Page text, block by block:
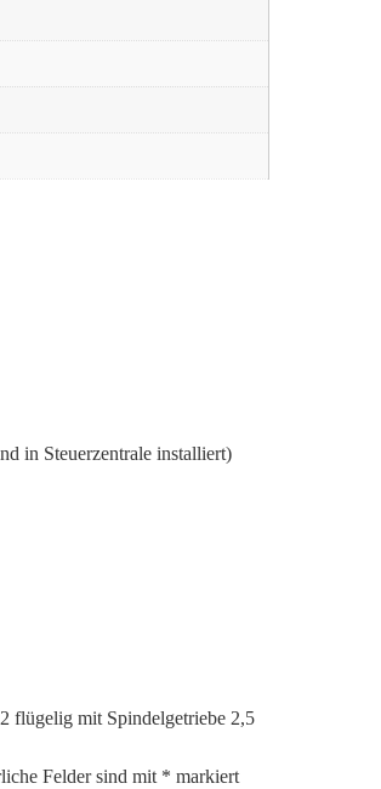
in Steuerzentrale installiert)
flügelig mit Spindelgetriebe 2,5
Felder sind mit * markiert